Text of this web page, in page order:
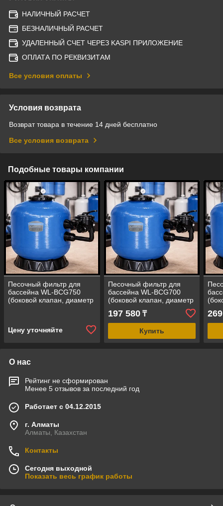
НАЛИЧНЫЙ РАСЧЕТ
БЕЗНАЛИЧНЫЙ РАСЧЕТ
УДАЛЕННЫЙ СЧЕТ ЧЕРЕЗ KASPI ПРИЛОЖЕНИЕ
ОПЛАТА ПО РЕКВИЗИТАМ
Все условия оплаты
Условия возврата
Возврат товара в течение 14 дней бесплатно
Все условия возврата
Подобные товары компании
Песочный фильтр для
бассейна WL-BCG750
(боковой клапан, диаметр
м3/ч, загрузка песка = 230
кг)
Цену уточняйте
Песочный фильтр для
бассейна WL-BCG700
(боковой клапан, диаметр
производительность = 20
м3/ч, загрузка песка = 220
197 580₸
Купить
м3/
О нас
Рейтинг не сформирован
Менее 5 отзывов за последний год
Работает с 04.12.2015
г. Алматы
Алматы, Казахстан
Контакты
Сегодня выходной
Показать весь график работы